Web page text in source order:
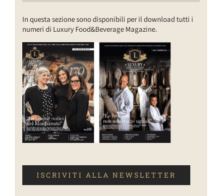
In questa sezione sono disponibili per il download tutti i
numeri di Luxury Food&Beverage Magazine.
ISCRIVITI ALLA NEWSLETTER